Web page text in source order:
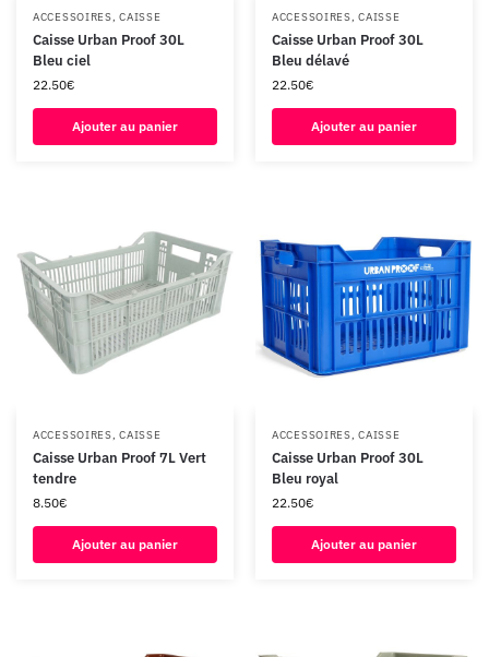
ACCESSOIRES,CAISSE
Caisse Urban Proof 30L
Bleu ciel
22.50€
Ajouter au panier
ACCESSOIRES,CAISSE
Caisse Urban Proof 30L
Bleu délavé
22.50€
Ajouter au panier
ACCESSOIRES,CAISSE
Caisse Urban Proof 7L Vert
tendre
8.50€
Ajouter au panier
ACCESSOIRES,CAISSE
Caisse Urban Proof 30L
Bleu royal
22.50€
Ajouter au panier